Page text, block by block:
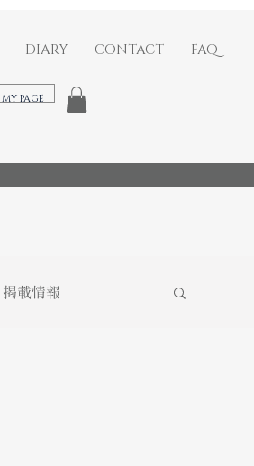
DIARY CONTACT FAQ
​MY PAGE
掲載情報